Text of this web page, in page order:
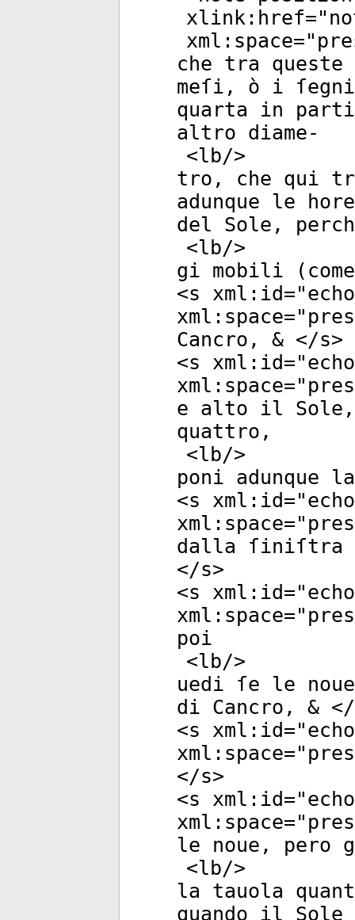
xlink:href="
xml:space="
che tra
meſi, ò i
quarta in parti
altro diame-
<lb/>
tro, che qui
adunque le
del Sole,
<lb/>
gi mobili
<s xml:id="
xml:space="
Cancro, & </s>
<s xml:id="
xml:space="
e alto il Sole,
quattro,
<lb/>
poni adunque
<s xml:id="
xml:space="
dalla ſiniſtra
</s>
<s xml:id="
xml:space="
poi
<lb/>
uedi ſe le
di Cancro, & </
<s xml:id="
xml:space="
</s>
<s xml:id="
xml:space="
le noue, pero
<lb/>
la tauola
quando il